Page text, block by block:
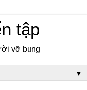
tập
vỡ bụng
▼